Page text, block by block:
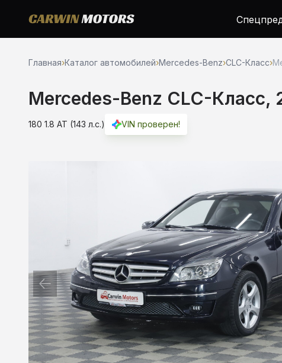
Главная›Каталог автомобилей›Mercedes-Benz›CLC-Класс›
Mercedes-Benz CLC-Класс,
180 1.8 AT (143 л.с.) VIN проверен!